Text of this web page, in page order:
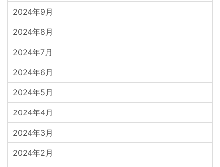
2024年9月
2024年8月
2024年7月
2024年6月
2024年5月
2024年4月
2024年3月
2024年2月